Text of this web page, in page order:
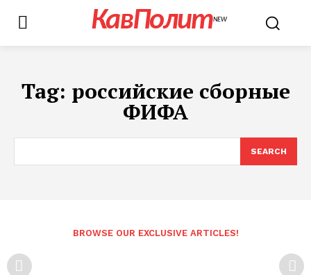
КавПолитNEW
Tag: российские сборные
ФИФА
SEARCH
BROWSE OUR EXCLUSIVE ARTICLES!